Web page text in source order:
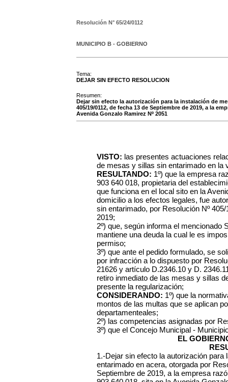
Resolución N° 65/24/0112
MUNICIPIO B - GOBIERNO
Tema:
DEJAR SIN EFECTO RESOLUCION
Resumen:
Dejar sin efecto la autorización para la instalación de
405/19/0112, de fecha 13 de Septiembre de 2019, a la
Avenida Gonzalo Ramirez Nº 2051
VISTO: las presentes actuaciones
de mesas y sillas sin entarimado en la
RESULTANDO: 1º) que la empresa
903 640 018, propietaria del
que funciona en el local sito en la
domicilio a los efectos legales, fue
sin entarimado, por Resolución Nº
2019;
2º) que, según informa el mencionado
mantiene una deuda la cual le es
permiso;
3º) que ante el pedido formulado, se
por infracción a lo dispuesto por
21626 y artículo D.2346.10 y D.
retiro inmediato de las mesas y sillas
presente la regularización;
CONSIDERANDO: 1º) que la
montos de las multas que se aplican
departamenteales;
2º) las competencias asignadas por
3º) que el Concejo Municipal -
EL
1.-Dejar sin efecto la autorización
entarimado en acera, otorgada por
Septiembre de 2019, a la empresa